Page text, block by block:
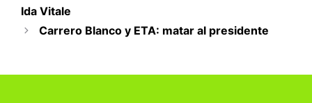
Ida Vitale
Carrero Blanco y ETA: matar al presidente